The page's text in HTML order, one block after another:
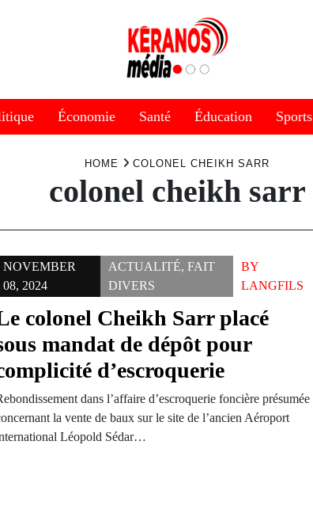
Économie Santé Éducation Sports
HOME COLONEL CHEIKH SARR
colonel cheikh sarr
NOVEMBER
08, 2024
ACTUALITÉ,FAIT
DIVERS
BY
LANGFILS
colonel Cheikh Sarr placé
mandat de dépôt pour
d’escroquerie
dans l’affaire d’escroquerie foncière présumée
la vente de baux sur le site de l’ancien Aéroport
Léopold Sédar…